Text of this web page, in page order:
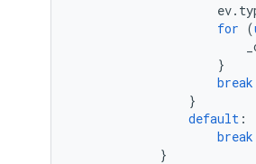
ev.
for (
}
break
}
default :
break
}